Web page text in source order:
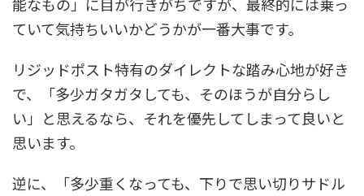
ていて気持ちいいかどうかが一番大事です。
リジッドポスト特有のダイレクトな踏み心地が好き
で、「多少ガタガタしても、そのほうが自分らし
い」と思えるなら、それを優先してしまって良いと
思います。
逆に、「多少重くなっても、下りで思い切りサドル